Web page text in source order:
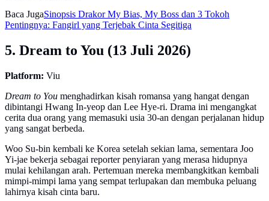
Baca JugaSinopsis Drakor My Bias, My Boss dan 3 Tokoh
Pentingnya: Fangirl yang Terjebak Cinta Segitiga
5. Dream to You (13 Juli 2026)
Platform: Viu
Dream to You menghadirkan kisah romansa yang hangat dengan
dibintangi Hwang In-yeop dan Lee Hye-ri. Drama ini mengangkat
cerita dua orang yang memasuki usia 30-an dengan perjalanan hidup
yang sangat berbeda.
Woo Su-bin kembali ke Korea setelah sekian lama, sementara Joo
Yi-jae bekerja sebagai reporter penyiaran yang merasa hidupnya
mulai kehilangan arah. Pertemuan mereka membangkitkan kembali
mimpi-mimpi lama yang sempat terlupakan dan membuka peluang
lahirnya kisah cinta baru.